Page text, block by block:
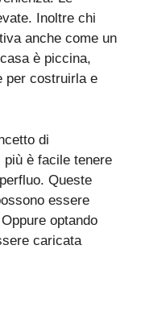
Inoltre chi
anche come un
è piccina,
per costruirla e
di
è facile tenere
Queste
essere
optando
caricata